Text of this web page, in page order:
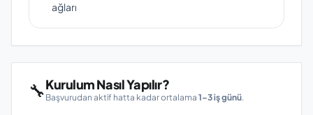
ağları
🔧Kurulum Nasıl Yapılır?
Başvurudan aktif hatta kadar ortalama 1–3 iş günü.